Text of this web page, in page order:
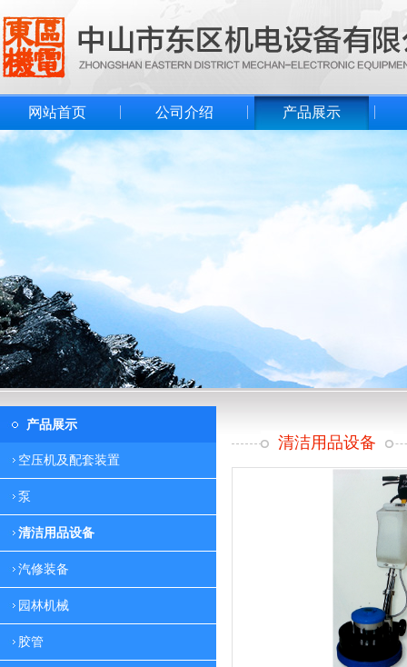
网站首页 公司介绍 产品展示
产品展示
空压机及配套装置
泵
清洁用品设备
汽修装备
园林机械
胶管
清洁用品设备